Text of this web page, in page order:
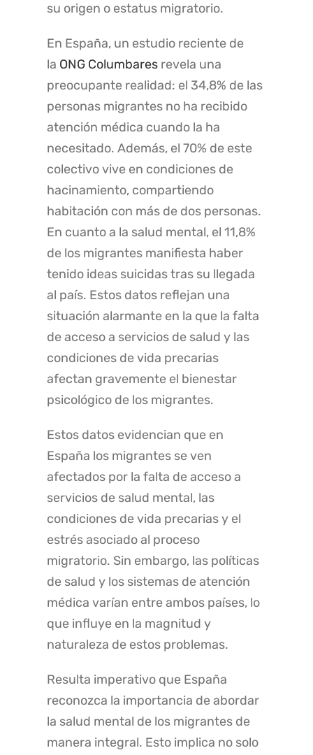
su origen o estatus migratorio.
En España, un estudio reciente de
la ONG Columbares revela una
preocupante realidad: el 34,8% de las
personas migrantes no ha recibido
atención médica cuando la ha
necesitado. Además, el 70% de este
colectivo vive en condiciones de
hacinamiento, compartiendo
habitación con más de dos personas.
En cuanto a la salud mental, el 11,8%
de los migrantes manifiesta haber
tenido ideas suicidas tras su llegada
al país. Estos datos reflejan una
situación alarmante en la que la falta
de acceso a servicios de salud y las
condiciones de vida precarias
afectan gravemente el bienestar
psicológico de los migrantes.
Estos datos evidencian que en
España los migrantes se ven
afectados por la falta de acceso a
servicios de salud mental, las
condiciones de vida precarias y el
estrés asociado al proceso
migratorio. Sin embargo, las políticas
de salud y los sistemas de atención
médica varían entre ambos países, lo
que influye en la magnitud y
naturaleza de estos problemas.
Resulta imperativo que España
reconozca la importancia de abordar
la salud mental de los migrantes de
manera integral. Esto implica no solo